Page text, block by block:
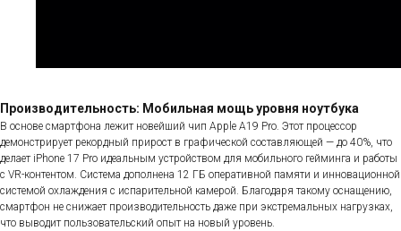
Производительность: Мобильная мощь уровня ноутбука
В основе смартфона лежит новейший чип Apple A19 Pro. Этот процессор
демонстрирует рекордный прирост в графической составляющей — до 40%, что
делает iPhone 17 Pro идеальным устройством для мобильного гейминга и работы
с VR-контентом. Система дополнена 12 ГБ оперативной памяти и инновационной
системой охлаждения с испарительной камерой. Благодаря такому оснащению,
смартфон не снижает производительность даже при экстремальных нагрузках,
что выводит пользовательский опыт на новый уровень.